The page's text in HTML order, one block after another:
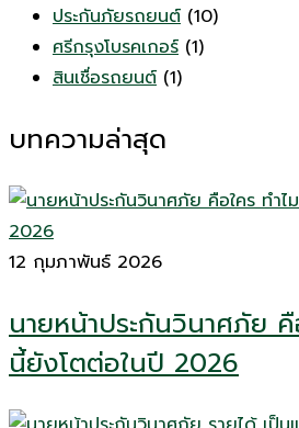
ประกันภัยรถยนต์ (10)
ศรีกรุงโบรคเกอร์ (1)
สินเชื่อรถยนต์ (1)
บทความล่าสุด
12 กุมภาพันธ์ 2026
นายหน้าประกันวินาศภัย
นี้ยังโตต่อในปี 2026